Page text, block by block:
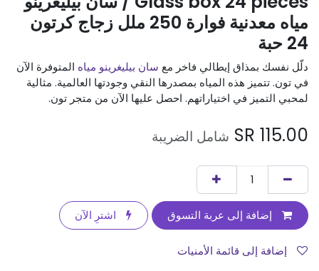
مياه معدنية فوارة 250 ملل زجاج كرتون
24 حبة
دلّل نفسك بمذاق إيطالي فاخر مع سان بيليغرينو مياه المتوفرة الآن
في تون. تتميز هذه المياه بمصدرها النقي وجودتها العالمية. مثالية
لمحبي التميز في اختياراتهم. احصل عليها الآن من متجر تون.
115.00 شامل الضريبة
إضافة إلى عربة التسوق اشترِ الآن